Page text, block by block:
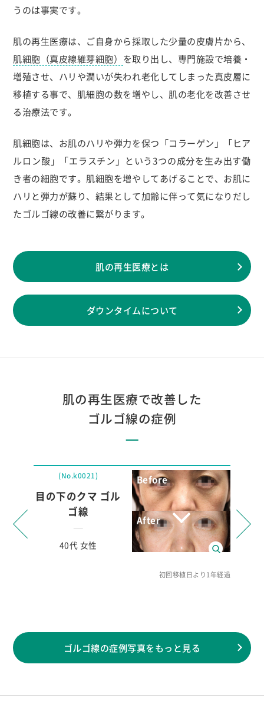
うのは事実です。
肌の再生医療は、ご自身から採取した少量の皮膚片から、
肌細胞（真皮線維芽細胞） を取り出し、専門施設で培養・
増殖させ、ハリや潤いが失われ老化してしまった真皮層に
移植する事で、肌細胞の数を増やし、肌の老化を改善させ
る治療法です。
肌細胞は、お肌のハリや弾力を保つ「コラーゲン」「ヒア
ルロン酸」「エラスチン」という3つの成分を生み出す働
き者の細胞です。肌細胞を増やしてあげることで、お肌に
ハリと弾力が蘇り、結果として加齢に伴って気になりだし
たゴルゴ線の改善に繋がります。
肌の再生医療とは
ダウンタイムについて
肌の再生医療で改善した
ゴルゴ線の症例
(No.k0021)
目の下のクマ ゴル
ゴ線
40代 女性
初回移植日より1年経過
ゴルゴ線の症例写真をもっと見る